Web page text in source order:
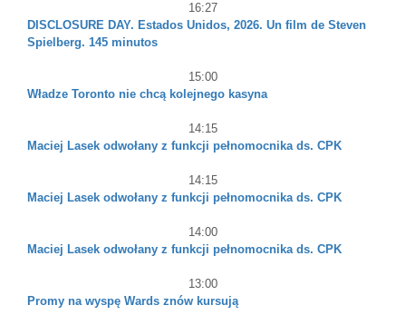
16:27
DISCLOSURE DAY. Estados Unidos, 2026. Un film de Steven
Spielberg. 145 minutos
15:00
Władze Toronto nie chcą kolejnego kasyna
14:15
Maciej Lasek odwołany z funkcji pełnomocnika ds. CPK
14:15
Maciej Lasek odwołany z funkcji pełnomocnika ds. CPK
14:00
Maciej Lasek odwołany z funkcji pełnomocnika ds. CPK
13:00
Promy na wyspę Wards znów kursują